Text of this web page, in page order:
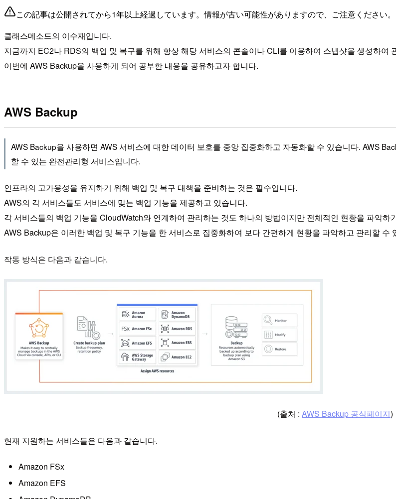
この記事は公開されてから1年以上経過しています。情報が古い可能性がありますので、ご注意ください。
클래스메소드의 이수재입니다.
지금까지 EC2나 RDS의 백업 및 복구를 위해 항상 해당 서비스의 콘솔이나 CLI를 이용하여 스냅샷을 생성하여
이번에 AWS Backup을 사용하게 되어 공부한 내용을 공유하고자 합니다.
AWS Backup
AWS Backup을 사용하면 AWS 서비스에 대한 데이터 보호를 중앙 집중화하고 자동화할 수 있습니다. AWS
할 수 있는 완전관리형 서비스입니다.
인프라의 고가용성을 유지하기 위해 백업 및 복구 대책을 준비하는 것은 필수입니다.
AWS의 각 서비스들도 서비스에 맞는 백업 기능을 제공하고 있습니다.
각 서비스들의 백업 기능을 CloudWatch와 연계하여 관리하는 것도 하나의 방법이지만 전체적인 현황을 파악
AWS Backup은 이러한 백업 및 복구 기능을 한 서비스로 집중화하여 보다 간편하게 현황을 파악하고 관리할 수
작동 방식은 다음과 같습니다.
(출처 : AWS Backup 공식페이지)
현재 지원하는 서비스들은 다음과 같습니다.
Amazon FSx
Amazon EFS